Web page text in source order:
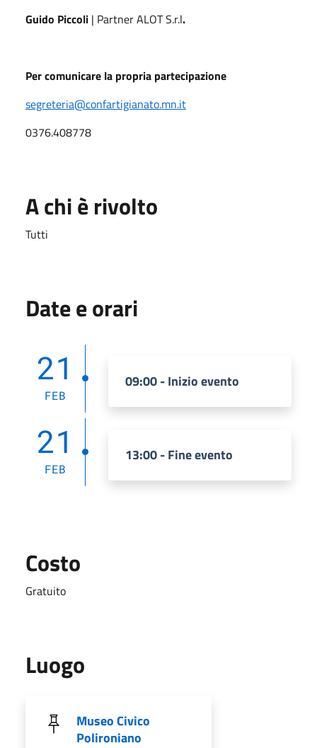
Guido Piccoli | Partner ALOT S.r.l.
Percomunicare la propria partecipazione
segreteria@confartigianato.mn.it
0376.408778
A chi è rivolto
Tutti
Date e orari
21
FEB
09:00 - Inizio evento
21
FEB
13:00 - Fine evento
Costo
Gratuito
Luogo
Museo Civico
Polironiano